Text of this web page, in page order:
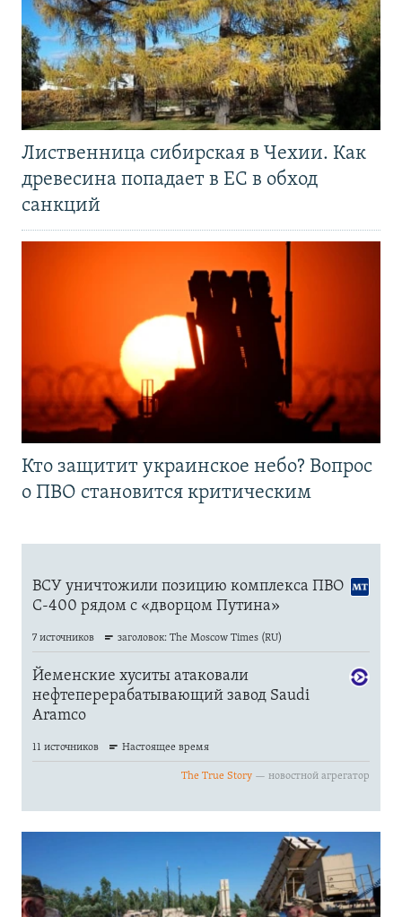
Лиственница сибирская в Чехии. Как
древесина попадает в ЕС в обход
санкций
Кто защитит украинское небо? Вопрос
о ПВО становится критическим